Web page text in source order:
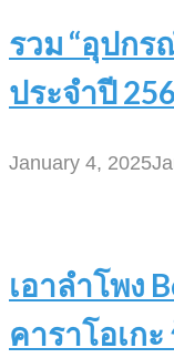
รวม “อุปกร
ประจำปี
January 4, 2025
เอาลำโพง
คาราโอเก